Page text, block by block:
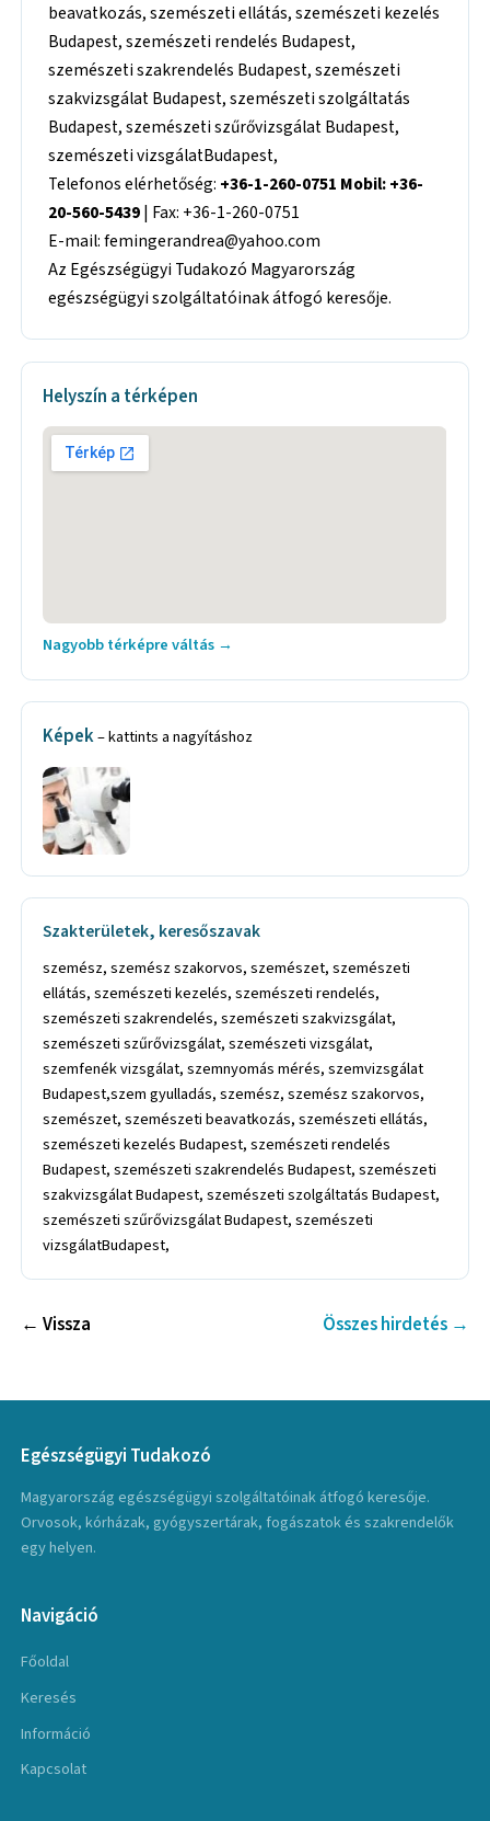
beavatkozás, szemészeti ellátás, szemészeti kezelés
Budapest, szemészeti rendelés Budapest,
szemészeti szakrendelés Budapest, szemészeti
szakvizsgálat Budapest, szemészeti szolgáltatás
Budapest, szemészeti szűrővizsgálat Budapest,
szemészeti vizsgálatBudapest,
Telefonos elérhetőség: +36-1-260-0751 Mobil: +36-
20-560-5439| Fax: +36-1-260-0751
E-mail: femingerandrea@yahoo.com
Az Egészségügyi Tudakozó Magyarország
egészségügyi szolgáltatóinak átfogó keresője.
Helyszín a térképen
Nagyobb térképre váltás →
Képek– kattints a nagyításhoz
Szakterületek, keresőszavak
szemész, szemész szakorvos, szemészet, szemészeti
ellátás, szemészeti kezelés, szemészeti rendelés,
szemészeti szakrendelés, szemészeti szakvizsgálat,
szemészeti szűrővizsgálat, szemészeti vizsgálat,
szemfenék vizsgálat, szemnyomás mérés, szemvizsgálat
Budapest,szem gyulladás, szemész, szemész szakorvos,
szemészet, szemészeti beavatkozás, szemészeti ellátás,
szemészeti kezelés Budapest, szemészeti rendelés
Budapest, szemészeti szakrendelés Budapest, szemészeti
szakvizsgálat Budapest, szemészeti szolgáltatás Budapest,
szemészeti szűrővizsgálat Budapest, szemészeti
vizsgálatBudapest,
← Vissza Összes hirdetés →
Egészségügyi Tudakozó
Magyarország egészségügyi szolgáltatóinak átfogó keresője.
Orvosok, kórházak, gyógyszertárak, fogászatok és szakrendelők
egy helyen.
Navigáció
Főoldal
Keresés
Információ
Kapcsolat